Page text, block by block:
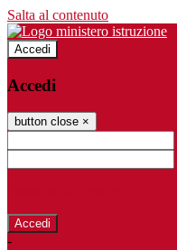
Salta al contenuto
Accedi
Accedi
button close ×
-